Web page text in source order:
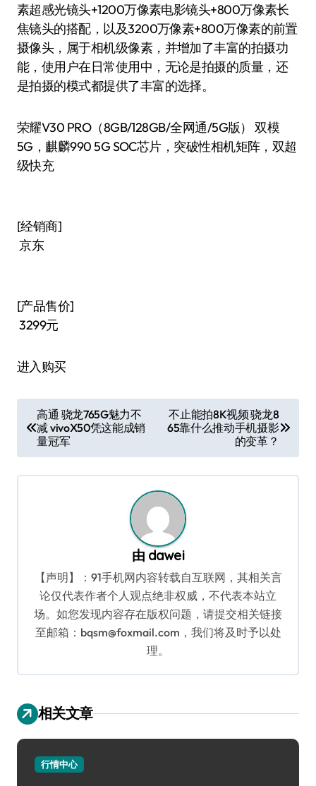
素超感光镜头+1200万像素电影镜头+800万像素长
焦镜头的搭配，以及3200万像素+800万像素的前置
摄像头，属于相机级像素，并增加了丰富的拍摄功
能，使用户在日常使用中，无论是拍摄的质量，还
是拍摄的模式都提供了丰富的选择。
荣耀V30 PRO（8GB/128GB/全网通/5G版） 双模
5G，麒麟990 5G SOC芯片，突破性相机矩阵，双超
级快充
[经销商]
京东
[产品售价]
3299元
进入购买
章
导
航
高通 骁龙765G魅力不
减 vivoX50凭这能成销
量冠军
不止能拍8K视频 骁龙8
65靠什么推动手机摄影
的变革？
由 dawei
【声明】：91手机网内容转载自互联网，其相关言
论仅代表作者个人观点绝非权威，不代表本站立
场。如您发现内容存在版权问题，请提交相关链接
至邮箱：bqsm@foxmail.com，我们将及时予以处
理。
相关文章
行情中心